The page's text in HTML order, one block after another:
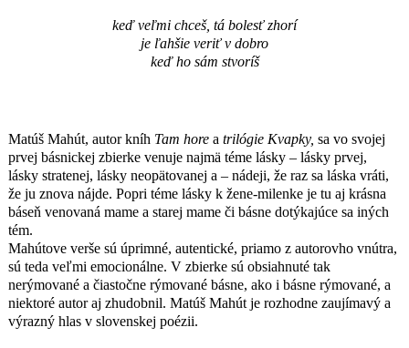
keď veľmi chceš, tá bolesť zhorí
je ľahšie veriť v dobro
keď ho sám stvoríš
Matúš Mahút, autor kníh Tam hore atrilógie Kvapky, sa vo svojej
prvej básnickej zbierke venuje najmä téme lásky – lásky prvej,
lásky stratenej, lásky neopätovanej a – nádeji, že raz sa láska vráti,
že ju znova nájde. Popri téme lásky k žene-milenke je tu aj krásna
báseň venovaná mame a starej mame či básne dotýkajúce sa iných
tém.
Mahútove verše sú úprimné, autentické, priamo z autorovho vnútra,
sú teda veľmi emocionálne. V zbierke sú obsiahnuté tak
nerýmované a čiastočne rýmované básne, ako i básne rýmované, a
niektoré autor aj zhudobnil. Matúš Mahút je rozhodne zaujímavý a
výrazný hlas v slovenskej poézii.